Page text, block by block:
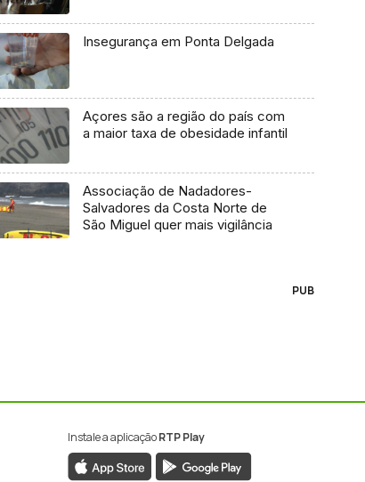
Insegurança em Ponta Delgada
Açores são a região do país com
a maior taxa de obesidade infantil
Associação de Nadadores-
Salvadores da Costa Norte de
São Miguel quer mais vigilância
PUB
Instale a aplicaçãoRTP Play